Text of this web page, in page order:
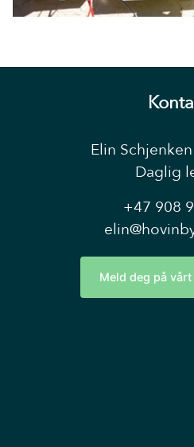
Elin
Daglig
+47 908
Meld deg på